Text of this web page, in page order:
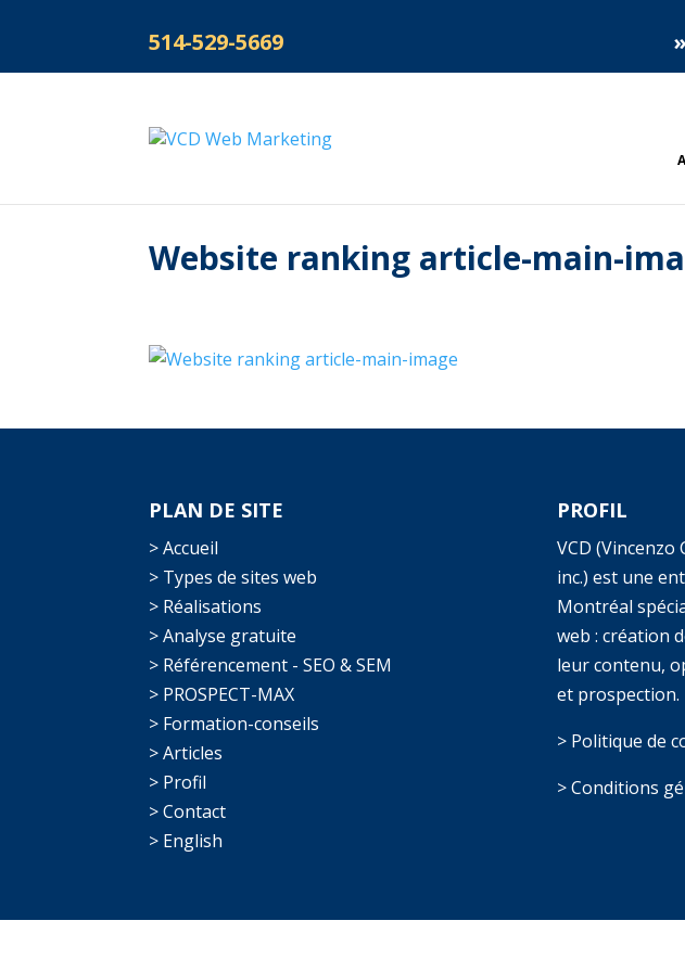
514-529-5669 »
Website ranking article-main-
PLAN DE SITE
> Accueil
> Types de sites web
> Réalisations
> Analyse gratuite
> Référencement - SEO & SEM
> PROSPECT-MAX
> Formation-conseils
> Articles
> Profil
> Contact
> English
PROFIL
VCD (Vincenzo
inc.) est une
Montréal
web : création
leur contenu,
et prospection.
> Politique de
> Conditions